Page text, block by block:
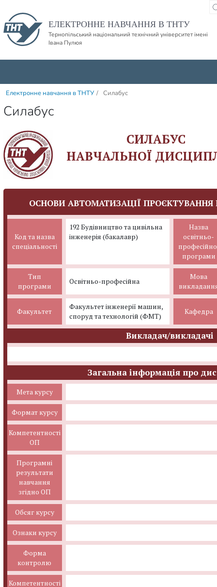
ЕЛЕКТРОННЕ НАВЧАННЯ В ТНТУ
Тернопільський національний технічний університет імені
Івана Пулюя
Електронне навчання в ТНТУ / Силабус
Силабус
СИЛАБУС
НАВЧАЛЬНОЇ
ОСНОВИ АВТОМАТИЗАЦІЇ ПРОЄКТУВАННЯ
Код та назва
спеціальності
Назва
освітньо-
програми
192 Будівництво та цивільна
інженерія (бакалавр)
Тип
програми
Освітньо-професійна
Мова
Факультет
Факультет інженерії машин,
споруд та технологій (ФМТ)
Кафедра
Викладач/викладачі
Загальна інформація про
Мета курсу
Формат курсу
Компетентності
ОП
Програмні
результати
навчання
згідно ОП
Обсяг курсу
Ознаки курсу
Форма
контролю
Компетентності